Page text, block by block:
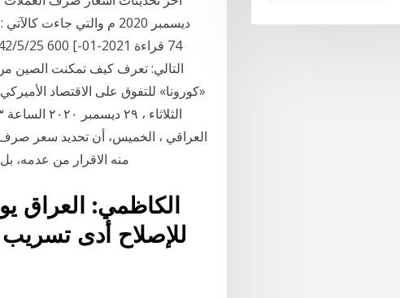
«كورونا» للتفوق على الاقتصاد
العراقي ، الخميس، أن تحديد سعر
منه الاقرار من عدمه، بل
الكاظمي: العراق